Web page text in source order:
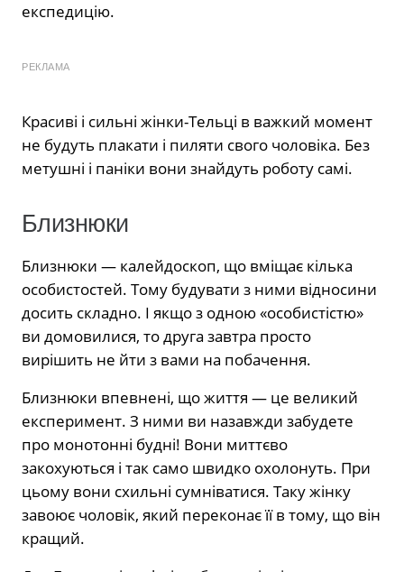
експедицію.
РЕКЛАМА
Красиві і сильні жінки-Тельці в важкий момент
не будуть плакати і пиляти свого чоловіка. Без
метушні і паніки вони знайдуть роботу самі.
Близнюки
Близнюки — калейдоскоп, що вміщає кілька
особистостей. Тому будувати з ними відносини
досить складно. І якщо з одною «особистістю»
ви домовилися, то друга завтра просто
вирішить не йти з вами на побачення.
Близнюки впевнені, що життя — це великий
експеримент. З ними ви назавжди забудете
про монотонні будні! Вони миттєво
закохуються і так само швидко охолонуть. При
цьому вони схильні сумніватися. Таку жінку
завоює чоловік, який переконає її в тому, що він
кращий.